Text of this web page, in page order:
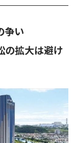
o
o
争い
の拡大は避け